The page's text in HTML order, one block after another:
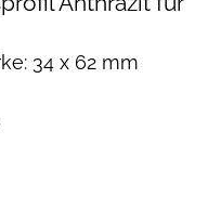
34 x 62 mm